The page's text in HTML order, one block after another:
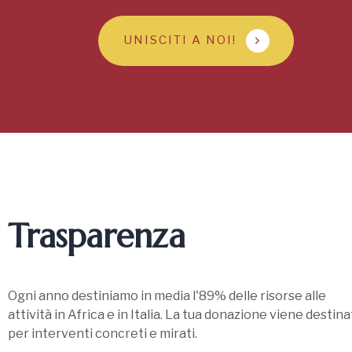
UNISCITI A NOI!
Trasparenza
Ogni anno destiniamo in media l'89% delle risorse alle
attività in Africa e in Italia. La tua donazione viene
per interventi concreti e mirati.